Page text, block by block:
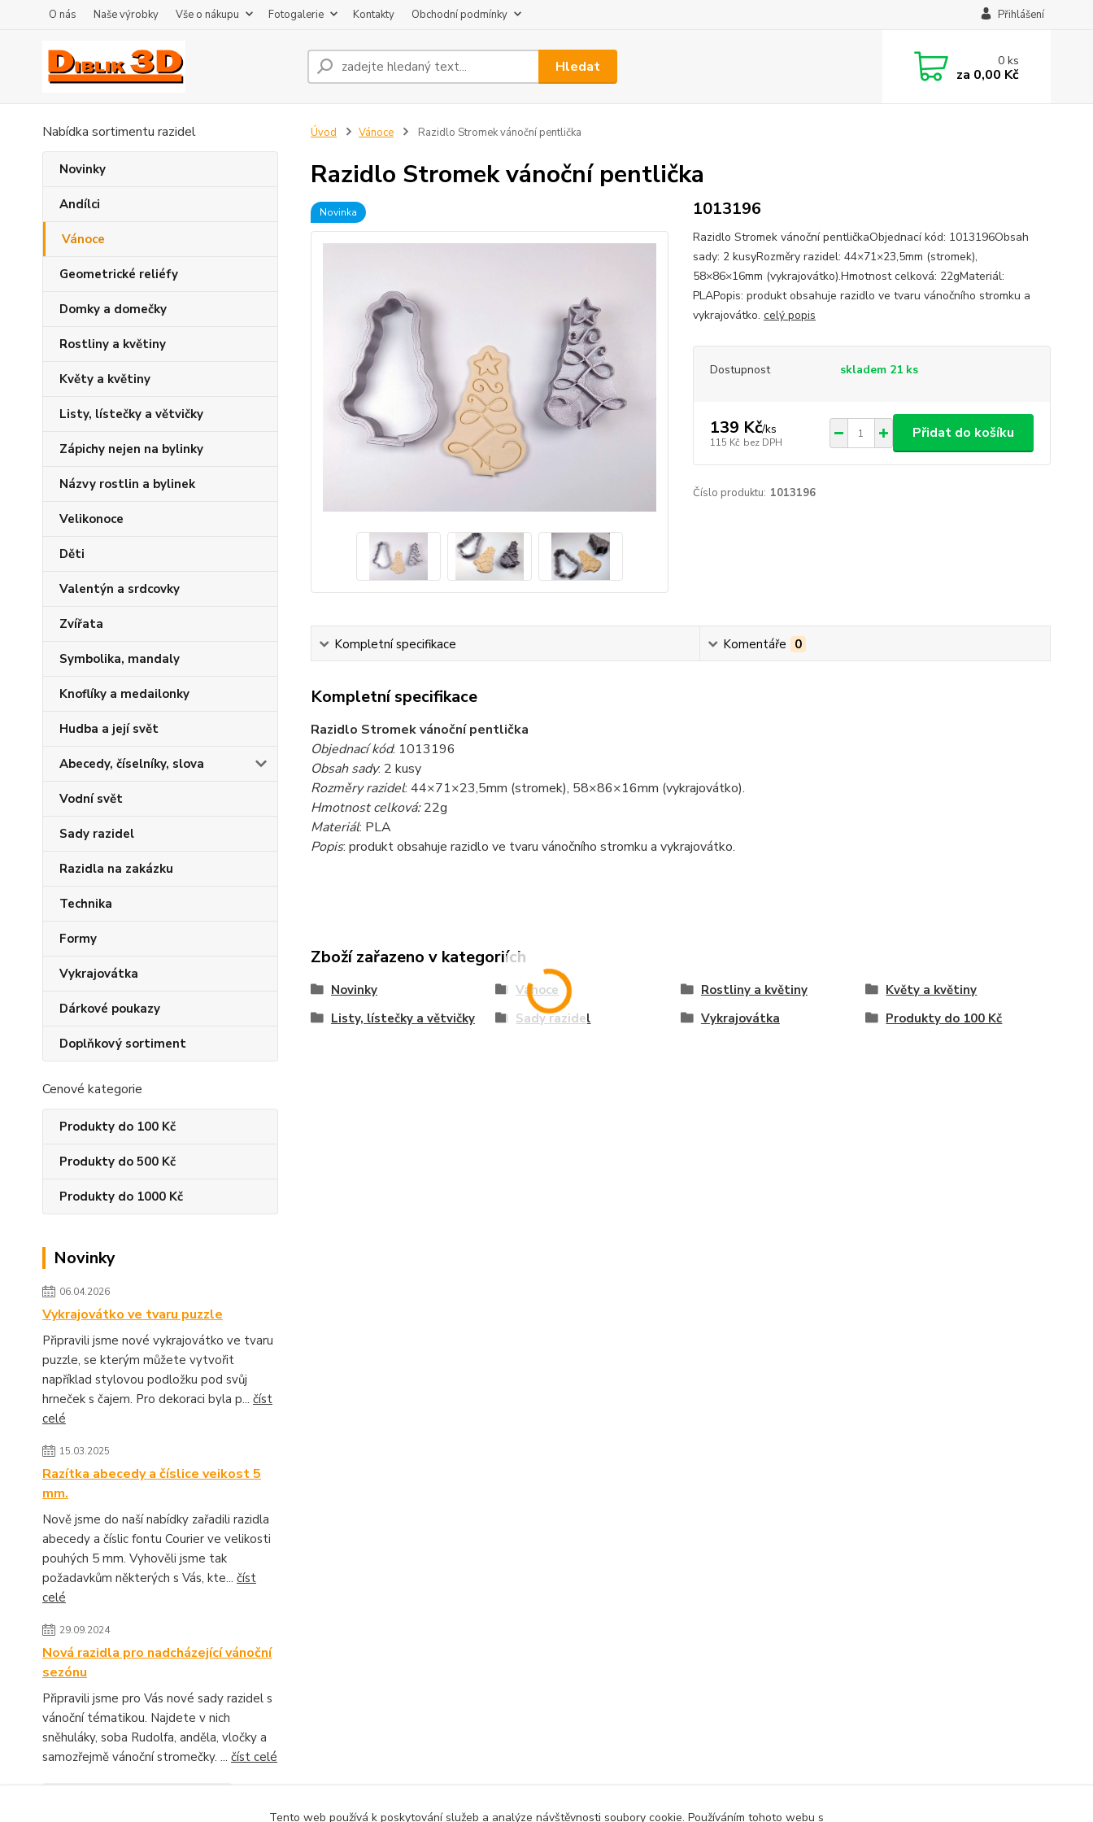
O nás Naše výrobky Vše o nákupu Fotogalerie Kontakty Obchodní podmínky Přihlášení
Hledat 0ks
za 0,00 Kč
Nabídka sortimentu razidel
Novinky
Andílci
Vánoce
Geometrické reliéfy
Domky a domečky
Rostliny a květiny
Květy a květiny
Listy, lístečky a větvičky
Zápichy nejen na bylinky
Názvy rostlin a bylinek
Velikonoce
Děti
Valentýn a srdcovky
Zvířata
Symbolika, mandaly
Knoflíky a medailonky
Hudba a její svět
Abecedy, číselníky, slova
Vodní svět
Sady razidel
Razidla na zakázku
Technika
Formy
Vykrajovátka
Dárkové poukazy
Doplňkový sortiment
Cenové kategorie
Produkty do 100 Kč
Produkty do 500 Kč
Produkty do 1000 Kč
Novinky
06.04.2026
Vykrajovátko ve tvaru puzzle
Připravili jsme nové vykrajovátko ve tvaru
puzzle, se kterým můžete vytvořit
například stylovou podložku pod svůj
hrneček s čajem. Pro dekoraci byla p... číst
celé
15.03.2025
Razítka abecedy a číslice veikost 5
mm.
Nově jsme do naší nabídky zařadili razidla
abecedy a číslic fontu Courier ve velikosti
pouhých 5 mm. Vyhověli jsme tak
požadavkům některých s Vás, kte... číst
celé
29.09.2024
Nová razidla pro nadcházející vánoční
sezónu
Připravili jsme pro Vás nové sady razidel s
vánoční tématikou. Najdete v nich
sněhuláky, soba Rudolfa, anděla, vločky a
samozřejmě vánoční stromečky. ... číst celé
Úvod Vánoce Razidlo Stromek vánoční pentlička
Razidlo Stromek vánoční pentlička
Novinka 1013196
Razidlo Stromek vánoční pentličkaObjednací kód: 1013196Obsah
sady: 2 kusyRozměry razidel: 44×71×23,5mm (stromek),
58×86×16mm (vykrajovátko).Hmotnost celková: 22gMateriál:
PLAPopis: produkt obsahuje razidlo ve tvaru vánočního stromku a
vykrajovátko. celý popis
Dostupnost skladem 21 ks
139 Kč/ks
115 Kč bez DPH
Přidat do košíku
Číslo produktu: 1013196
Kompletní specifikace Komentáře 0
Kompletní specifikace
Razidlo Stromek vánoční pentlička
Objednací kód: 1013196
Obsah sady: 2 kusy
Rozměry razidel: 44×71×23,5mm (stromek), 58×86×16mm (vykrajovátko).
Hmotnost celková:22g
Materiál: PLA
Popis: produkt obsahuje razidlo ve tvaru vánočního stromku a vykrajovátko.
Zboží zařazeno v kategoriích
Novinky Vánoce Rostliny a květiny
Květy a květiny
Listy, lístečky a větvičky
Sady razidel Vykrajovátka Produkty do 100 Kč
Tento web používá k poskytování služeb a analýze návštěvnosti soubory cookie. Používáním tohoto webu s